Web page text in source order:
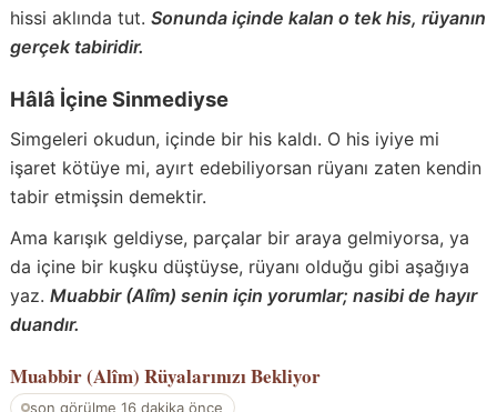
hissi aklında tut. Sonunda içinde kalan o tek his, rüyanın
gerçek tabiridir.
Hâlâ İçine Sinmediyse
Simgeleri okudun, içinde bir his kaldı. O his iyiye mi
işaret kötüye mi, ayırt edebiliyorsan rüyanı zaten kendin
tabir etmişsin demektir.
Ama karışık geldiyse, parçalar bir araya gelmiyorsa, ya
da içine bir kuşku düştüyse, rüyanı olduğu gibi aşağıya
yaz. Muabbir (Alîm) senin için yorumlar; nasibi de hayır
duandır.
Muabbir (Alîm) Rüyalarınızı Bekliyor
son görülme 16 dakika önce